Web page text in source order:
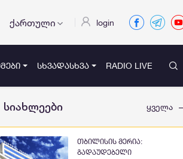
ქართული login
ᲡᲮᲕᲐᲓᲐᲡᲮᲕᲐ RADIO LIVE
სიახლეები ყველა
თბილისის მერია:
გადაუდებელი